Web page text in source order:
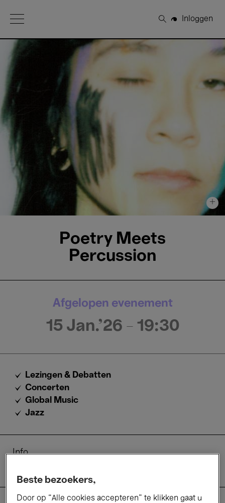
Open Menu
Zoeken
Inloggen
+
Poetry Meets
Percussion
Afgelopen evenement
15 Jan.'26 - 19:30
Lezingen & Debatten
Concerten
Global Music
Jazz
Info
Tarieven
Beste bezoekers,
Door op “Alle cookies accepteren” te klikken gaat u